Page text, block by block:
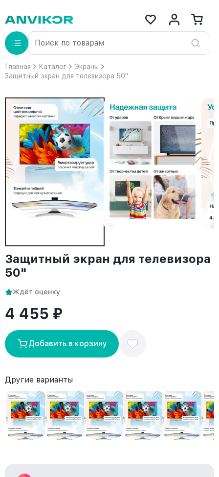
Главная Каталог
Экраны
Защитный экран для телевизора 50"
Защитный экран для телевизора
50"
Ждёт оценку
4 455 ₽
Добавить в корзину
Другие варианты